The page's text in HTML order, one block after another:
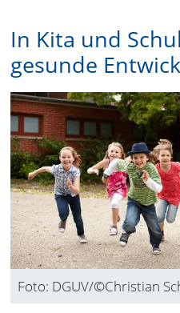
In Kita und
gesunde
Foto: DGUV/©Christian